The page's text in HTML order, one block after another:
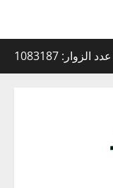
عدد الزوار: 1083187